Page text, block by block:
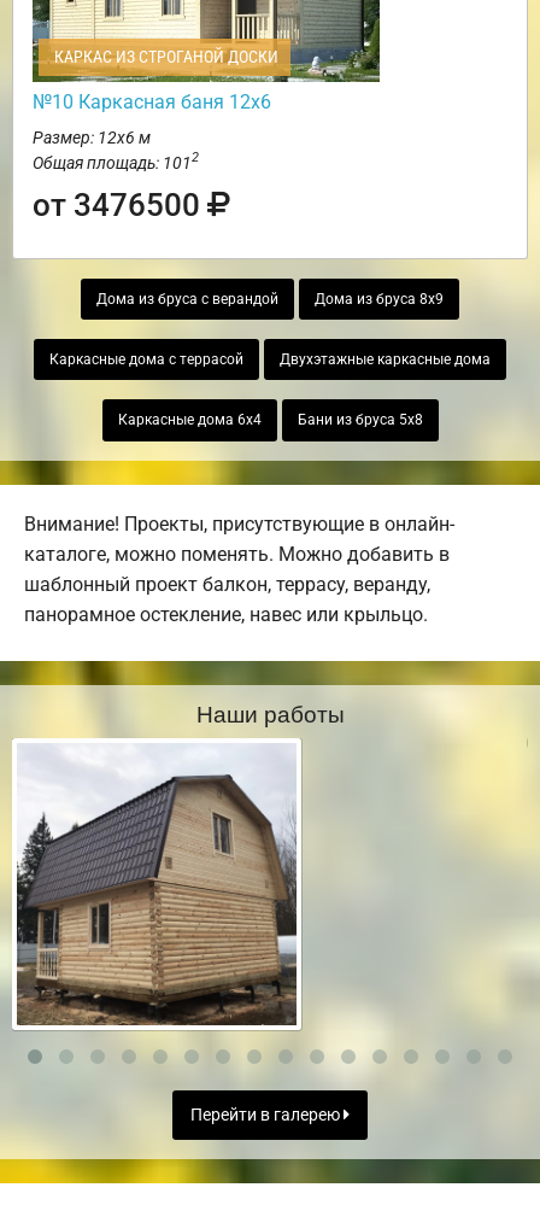
КАРКАС ИЗ СТРОГАНОЙ ДОСКИ
№10 Каркасная баня 12х6
Размер: 12х6 м
Общая площадь: 1012
от 3476500
Дома из бруса с верандой Дома из бруса 8х9
Каркасные дома с террасой Двухэтажные каркасные дома
Каркасные дома 6х4 Бани из бруса 5х8
Внимание! Проекты, присутствующие в онлайн-
каталоге, можно поменять. Можно добавить в
шаблонный проект балкон, террасу, веранду,
панорамное остекление, навес или крыльцо.
Наши работы
Перейти в галерею